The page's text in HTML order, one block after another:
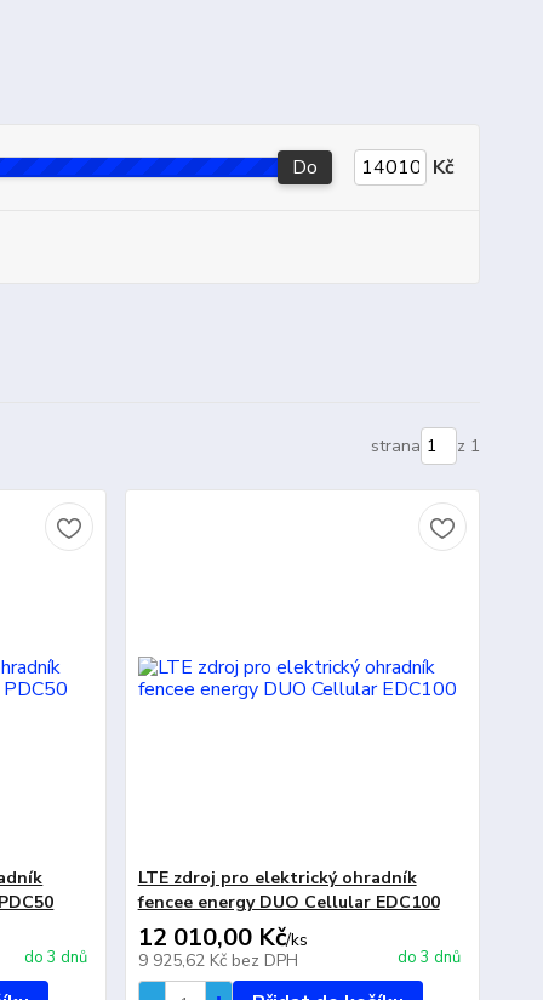
Do Kč
strana z 1
do 3 dnů
LTE zdroj pro elektrický ohradník
fencee energy DUO Cellular EDC100
12 010,00 Kč/ks
9 925,62 Kč bez DPH do 3 dnů